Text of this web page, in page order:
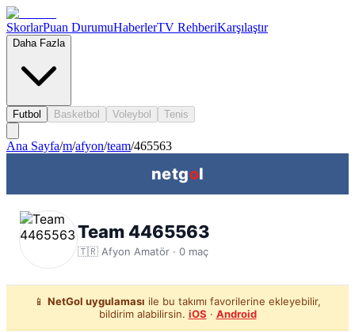
SkorlarPuan DurumuHaberlerTV RehberiKarşılaştır
Daha Fazla
Futbol Basketbol Voleybol Tenis
Ana Sayfa/m/afyon/team/465563
netgol
Team 4465563
🇹🇷 Afyon Amatör · 0 maç
📱 NetGol uygulaması ile bu takımı favorilerine ekleyebilir,
bildirim alabilirsin. iOS · Android